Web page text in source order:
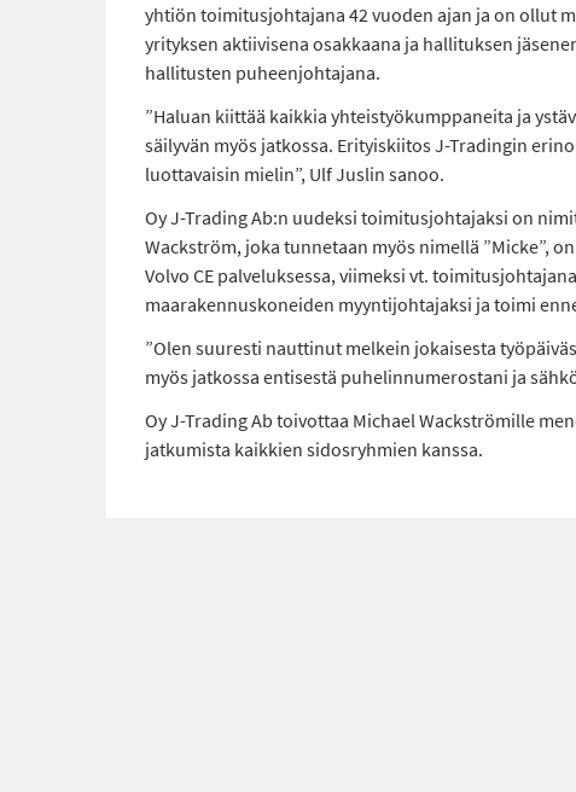
yhtiön toimitusjohtajana 42 vuoden ajan ja on ollut
yrityksen aktiivisena osakkaana ja hallituksen
hallitusten puheenjohtajana.
”Haluan kiittää kaikkia yhteistyökumppaneita ja
säilyvän myös jatkossa. Erityiskiitos J-Tradingin
luottavaisin mielin”, Ulf Juslin sanoo.
Oy J-Trading Ab:n uudeksi toimitusjohtajaksi on
Wackström, joka tunnetaan myös nimellä ”Micke”,
Volvo CE palveluksessa, viimeksi vt.
maarakennuskoneiden myyntijohtajaksi ja toimi
”Olen suuresti nauttinut melkein jokaisesta
myös jatkossa entisestä puhelinnumerostani ja
Oy J-Trading Ab toivottaa Michael Wackströmille
jatkumista kaikkien sidosryhmien kanssa.